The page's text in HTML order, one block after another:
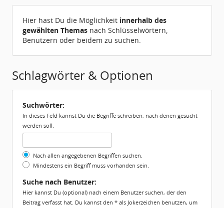
Hier hast Du die Möglichkeit innerhalb des
gewählten Themas nach Schlüsselwörtern,
Benutzern oder beidem zu suchen.
Schlagwörter & Optionen
Suchwörter:
In dieses Feld kannst Du die Begriffe schreiben, nach denen gesucht
werden soll.
Nach allen angegebenen Begriffen suchen.
Mindestens ein Begriff muss vorhanden sein.
Suche nach Benutzer:
Hier kannst Du (optional) nach einem Benutzer suchen, der den
Beitrag verfasst hat. Du kannst den * als Jokerzeichen benutzen, um